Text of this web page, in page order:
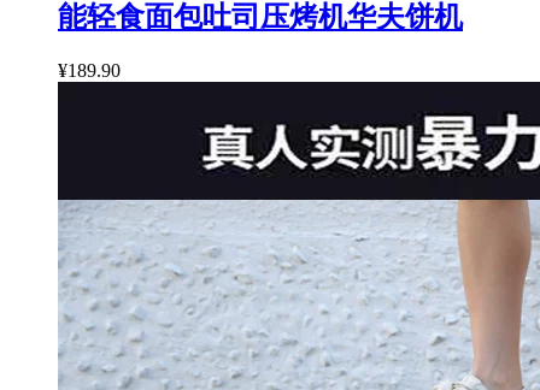
能轻食面包吐司压烤机华夫饼机
¥189.90